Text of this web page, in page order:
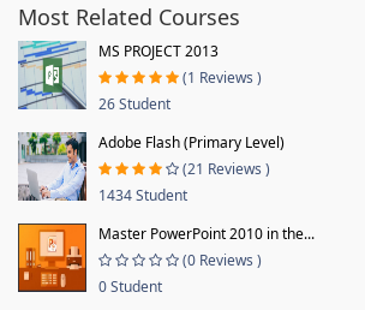
Most Related Courses
MS PROJECT 2013
(1 Reviews )
26 Student
Adobe Flash (Primary Level)
(21 Reviews )
1434 Student
Master PowerPoint 2010 in the...
(0 Reviews )
0 Student